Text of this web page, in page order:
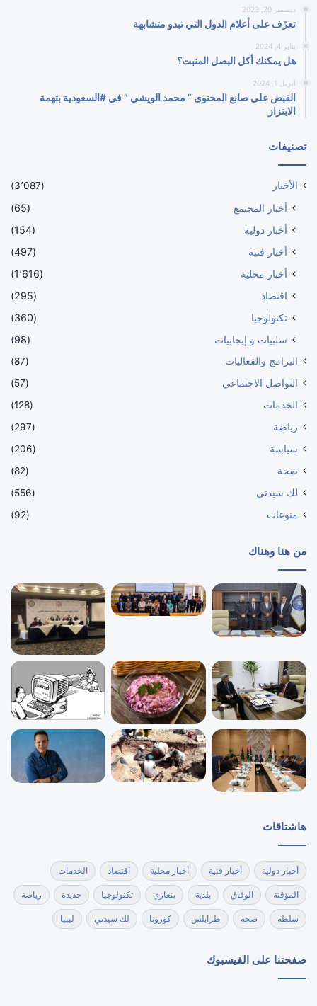
ديسمبر 20, 2023
تعرّف على أعلام الدول التي تبدو متشابهة
يناير 4, 2024
هل يمكنك أكل البصل المنبت؟
أبريل 1, 2024
القبض على صانع المحتوى ” محمد الويشي ” في #السعودية بتهمة
الابتزاز
تصنيفات
الأخبار (3٬087)
أخبار المجتمع
(65)
أخبار دولية
(154)
أخبار فنية
(497)
أخبار محلية
(1٬616)
اقتصاد
(295)
تكنولوجيا
(360)
سلبيات و إيجابيات
(98)
البرامج والفعاليات
(87)
التواصل الاجتماعي
(57)
الخدمات
(128)
رياضة
(297)
سياسة
(206)
صحة
(82)
لك سيدتي
(556)
منوعات
(92)
من هنا وهناك
هاشتاقات
أخبار دولية أخبار فنية أخبار محلية اقتصاد الخدمات
المؤقتة الوفاق بلدية بنغازي تكنولوجيا جديدة رياضة
سلطة صحة طرابلس كورونا لك سيدتي ليبيا
صفحتنا على الفيسبوك